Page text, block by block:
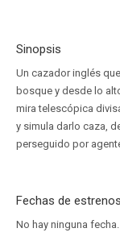
Sinopsis
Un cazador inglés
bosque y desde lo
mira telescópica
y simula darlo caza,
perseguido por
Fechas de estrenos
No hay ninguna fecha.